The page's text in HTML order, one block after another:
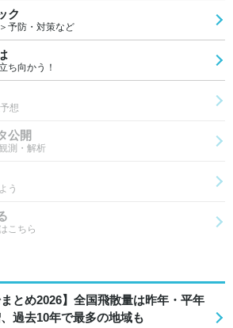
ク
予防・対策など
ち向かう！
想
公開
測・解析
う
こちら
まとめ2026】全国飛散量は昨年・平年
過去10年で最多の地域も